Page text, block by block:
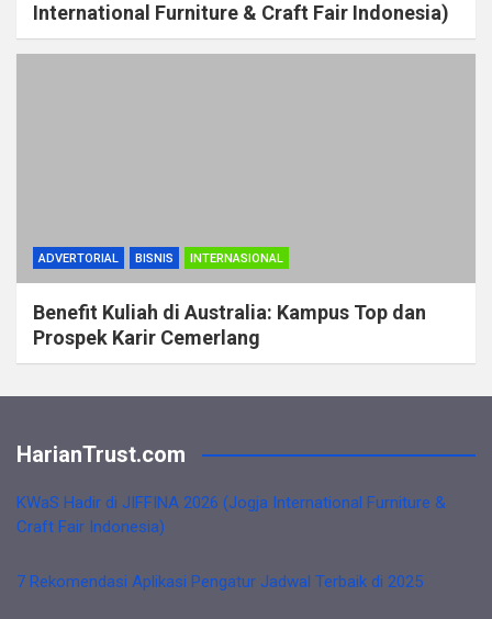
International Furniture & Craft Fair Indonesia)
ADVERTORIAL BISNIS INTERNASIONAL
Benefit Kuliah di Australia: Kampus Top dan
Prospek Karir Cemerlang
HarianTrust.com
KWaS Hadir di JIFFINA 2026 (Jogja International Furniture &
Craft Fair Indonesia)
7 Rekomendasi Aplikasi Pengatur Jadwal Terbaik di 2025